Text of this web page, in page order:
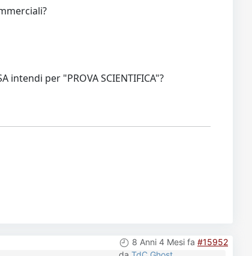
per "PROVA SCIENTIFICA"?
8 Anni 4 Mesi fa #15952